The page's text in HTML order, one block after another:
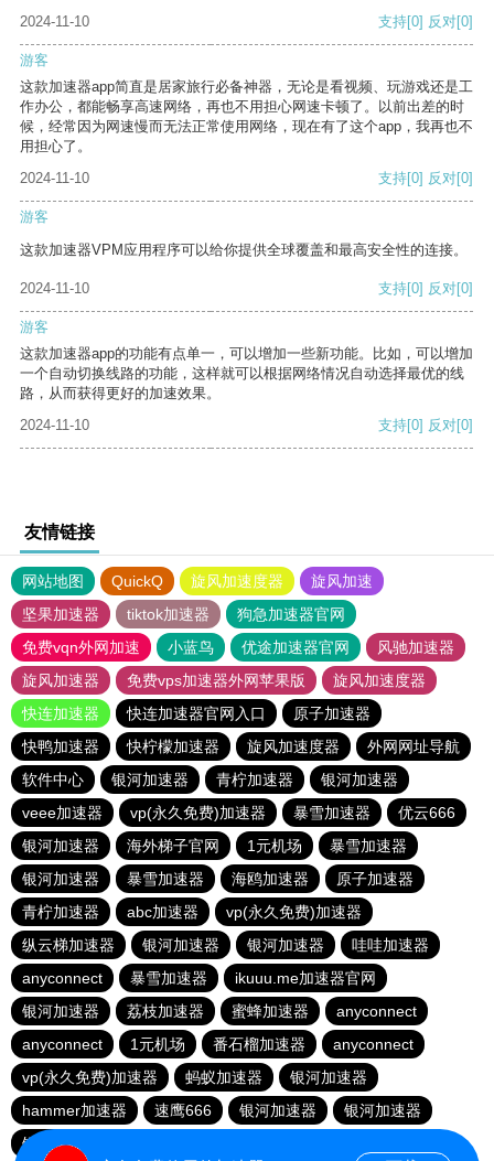
2024-11-10
支持[0] 反对[0]
游客
这款加速器app简直是居家旅行必备神器，无论是看视频、玩游戏还是工
作办公，都能畅享高速网络，再也不用担心网速卡顿了。以前出差的时
候，经常因为网速慢而无法正常使用网络，现在有了这个app，我再也不
用担心了。
2024-11-10
支持[0] 反对[0]
游客
这款加速器VPM应用程序可以给你提供全球覆盖和最高安全性的连接。
2024-11-10 支持[0] 反对[0]
游客
这款加速器app的功能有点单一，可以增加一些新功能。比如，可以增加
一个自动切换线路的功能，这样就可以根据网络情况自动选择最优的线
路，从而获得更好的加速效果。
2024-11-10
支持[0] 反对[0]
友情链接
网站地图 QuickQ 旋风加速度器
旋风加速
坚果加速器
tiktok加速器
狗急加速器官网
免费vqn外网加速
小蓝鸟 优途加速器官网
风驰加速器
旋风加速器
免费vps加速器外网苹果版
旋风加速度器
快连加速器
快连加速器官网入口
原子加速器
快鸭加速器
快柠檬加速器 旋风加速度器
外网网址导航
软件中心
银河加速器 青柠加速器
银河加速器
veee加速器
vp(永久免费)加速器 暴雪加速器
优云666
银河加速器
海外梯子官网 1元机场
暴雪加速器
银河加速器
暴雪加速器 海鸥加速器
原子加速器
青柠加速器
abc加速器
vp(永久免费)加速器
纵云梯加速器
银河加速器 银河加速器
哇哇加速器
anyconnect
暴雪加速器
ikuuu.me加速器官网
银河加速器
荔枝加速器 蜜蜂加速器
anyconnect
anyconnect
1元机场 番石榴加速器
anyconnect
vp(永久免费)加速器
蚂蚁加速器
银河加速器
hammer加速器
速鹰666 银河加速器
银河加速器
银河加速器